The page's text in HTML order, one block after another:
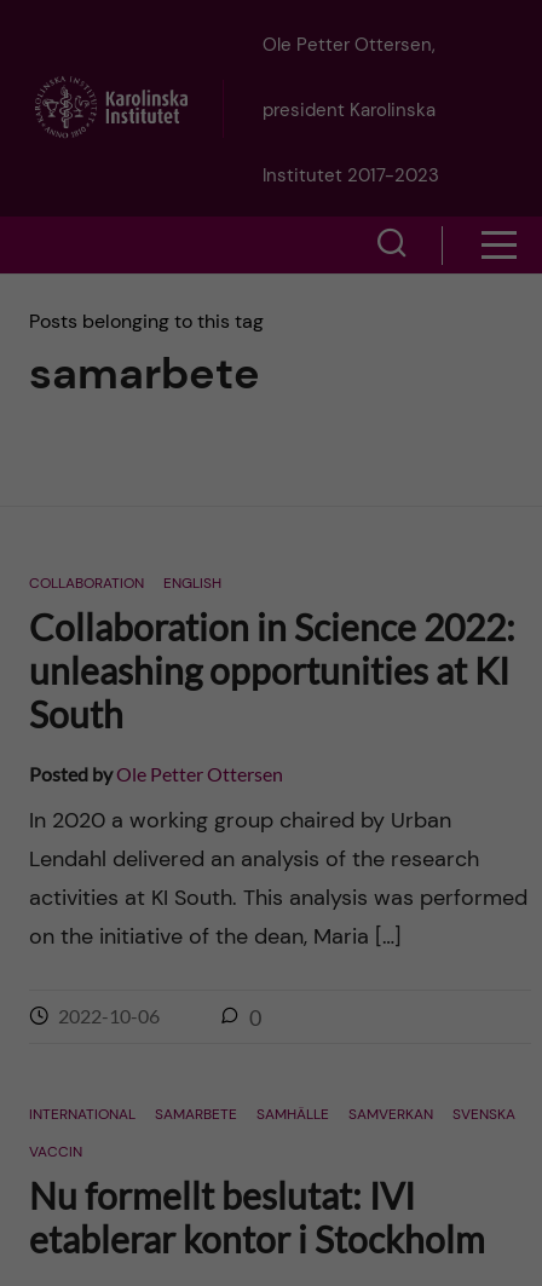
t
m
Ole Petter Ottersen,
president Karolinska
Institutet 2017-2023
c
h
d
u
Posts belonging to this tag
samarbete
COLLABORATION ENGLISH
Collaboration in Science 2022:
unleashing opportunities at KI
South
Posted byOle Petter Ottersen
In 2020 a working group chaired by Urban
Lendahl delivered an analysis of the research
activities at KI South. This analysis was performed
on the initiative of the dean, Maria […]
2022-10-06 0
INTERNATIONAL SAMARBETE SAMHÄLLE SAMVERKAN
SVENSKA
VACCIN
Nu formellt beslutat: IVI
etablerar kontor i Stockholm